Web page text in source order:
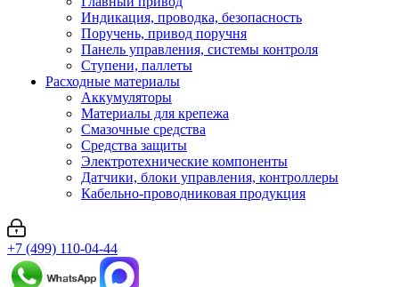
Индикация, проводка, безопасность
Поручень, привод поручня
Панель управления, системы контроля
Ступени, паллеты
Расходные материалы
Аккумуляторы
Материалы для крепежа
Смазочные средства
Средства защиты
Электротехнические компоненты
Датчики, блоки управления, контроллеры
Кабельно-проводниковая продукция
+7 (499) 110-04-44